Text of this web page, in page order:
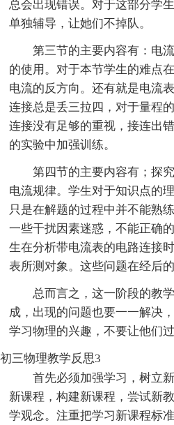
总会出现错误。对于这部分学
单独辅导，让她们不掉队。
第三节的主要内容有：电
的使用。对于本节学生的难点
电流的反方向。还有就是电流
连接总是丢三拉四，对于量程
连接没有足够的重视，接连出
的实验中加强训练。
第四节的主要内容有；探
电流规律。学生对于知识点的
只是在解题的过程中并不能熟
一些干扰因素迷惑，不能正确
生在分析带电流表的电路连接
表所测对象。这些问题在经后
总而言之，这一阶段的教
成，出现的问题也要一一解决
学习物理的兴趣，不要让他们
初三物理教学反思3
首先必须加强学习，树立
新课程，构建新课程，尝试新
学观念。注重把学习新课程标